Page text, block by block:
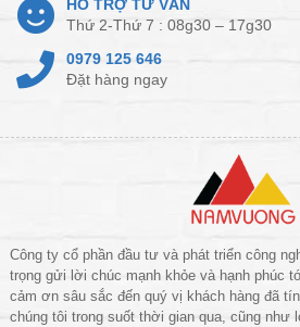
HỖ TRỢ TƯ VẤN
Thứ 2-Thứ 7 : 08g30 – 17g30
0979 125 646
Đặt hàng ngay
Công ty cổ phần đầu tư và phát triển công
trọng gửi lời chúc mạnh khỏe và hạnh phúc
cảm ơn sâu sắc đến quý vị khách hàng đã
chúng tôi trong suốt thời gian qua, cũng như